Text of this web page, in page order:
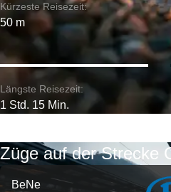
Kürzeste Reisezeit:
50 m
Längste Reisezeit:
1 Std. 15 Min.
Züge auf der Strecke
BeNe